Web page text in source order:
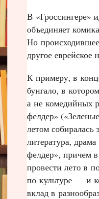
В «Гроссингере»
объединяет
Но
другое еврейское
К примеру, в
бунгало, в
а не комедийных
фелдер»
летом
литература,
фелдер», причем
провести лето в
по культуре — и
вклад в